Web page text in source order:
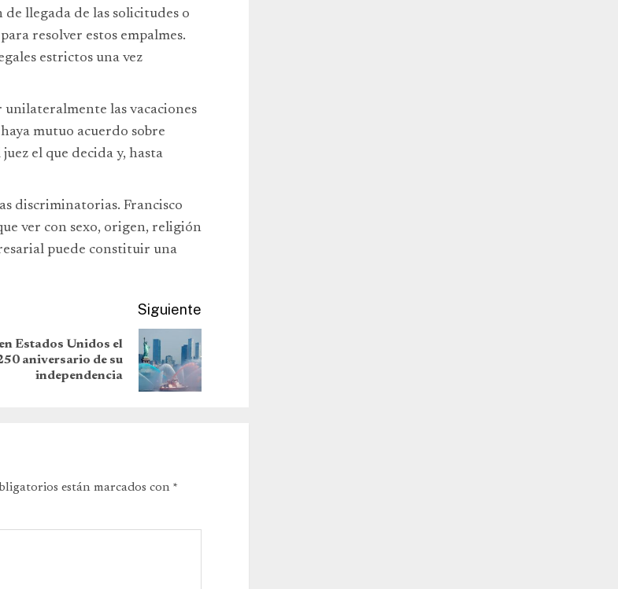
llegada de las solicitudes o
resolver estos empalmes.
estrictos una vez
unilateralmente las vacaciones
mutuo acuerdo sobre
el que decida y, hasta
discriminatorias. Francisco
ver con sexo, origen, religión
puede constituir una
Siguiente
Estados Unidos el
aniversario de su
independencia
están marcados con *